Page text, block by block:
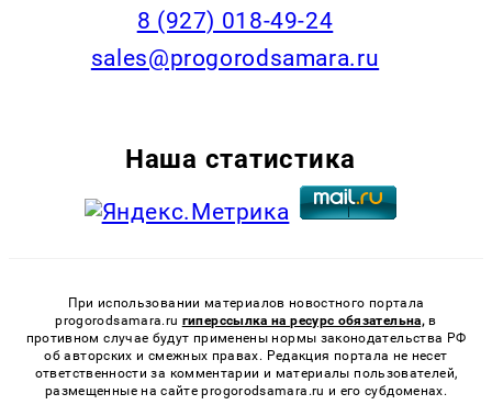
8 (927) 018-49-24
sales@progorodsamara.ru
Наша статистика
При использовании материалов новостного портала
progorodsamara.ru гиперссылка на ресурс обязательна, в
противном случае будут применены нормы законодательства РФ
об авторских и смежных правах. Редакция портала не несет
ответственности за комментарии и материалы пользователей,
размещенные на сайте progorodsamara.ru и его субдоменах.